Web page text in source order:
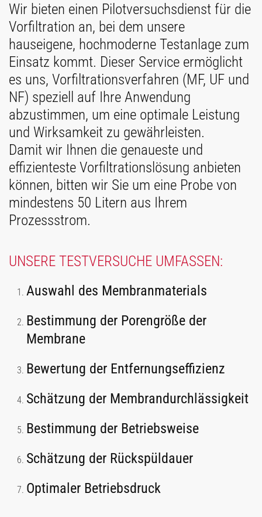
Wir bieten einen Pilotversuchsdienst für die
Vorfiltration an, bei dem unsere
hauseigene, hochmoderne Testanlage zum
Einsatz kommt. Dieser Service ermöglicht
es uns, Vorfiltrationsverfahren (MF, UF und
NF) speziell auf Ihre Anwendung
abzustimmen, um eine optimale Leistung
und Wirksamkeit zu gewährleisten.
Damit wir Ihnen die genaueste und
effizienteste Vorfiltrationslösung anbieten
können, bitten wir Sie um eine Probe von
mindestens 50 Litern aus Ihrem
Prozessstrom.
UNSERE TESTVERSUCHE UMFASSEN:
Auswahl des Membranmaterials
Bestimmung der Porengröße der
Membrane
Bewertung der Entfernungseffizienz
Schätzung der Membrandurchlässigkeit
Bestimmung der Betriebsweise
Schätzung der Rückspüldauer
Optimaler Betriebsdruck